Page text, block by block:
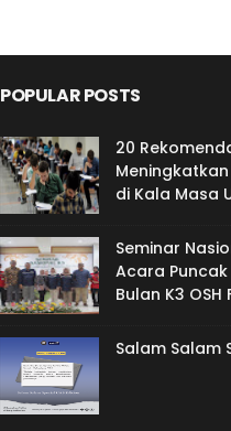
POPULAR POSTS
20
di Kala Masa
Seminar
Acara
Bulan K3 OSH
Salam Salam